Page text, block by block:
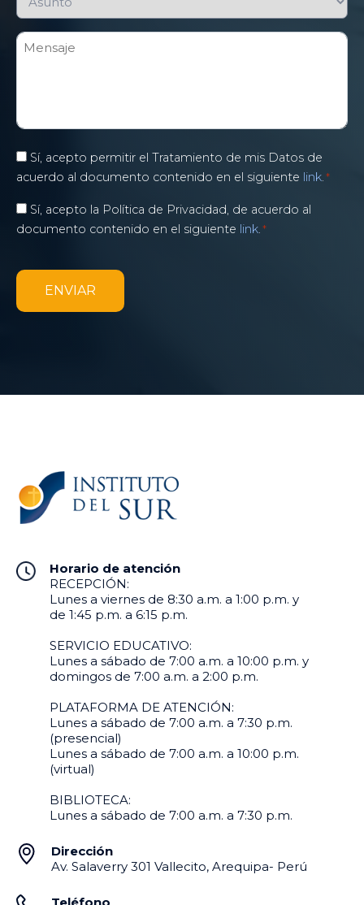
Mensaje
Política
datos
Sí, acepto permitir el Tratamiento de mis Datos de
acuerdo al documento contenido en el siguiente link.*
Política
privacidad
Sí, acepto la Política de Privacidad, de acuerdo al
documento contenido en el siguiente link.*
Horario de atención
RECEPCIÓN:
Lunes a viernes de 8:30 a.m. a 1:00 p.m. y
de 1:45 p.m. a 6:15 p.m.
SERVICIO EDUCATIVO:
Lunes a sábado de 7:00 a.m. a 10:00 p.m. y
domingos de 7:00 a.m. a 2:00 p.m.
PLATAFORMA DE ATENCIÓN:
Lunes a sábado de 7:00 a.m. a 7:30 p.m.
(presencial)
Lunes a sábado de 7:00 a.m. a 10:00 p.m.
(virtual)
BIBLIOTECA:
Lunes a sábado de 7:00 a.m. a 7:30 p.m.
Dirección
Av. Salaverry 301 Vallecito, Arequipa- Perú